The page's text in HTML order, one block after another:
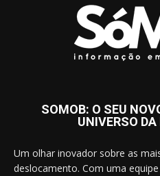
SOMOB: O SEU
UNIVERSO
Um olhar inovador sobre as
deslocamento. Com uma